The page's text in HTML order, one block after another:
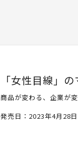
「女性目線」
商品が変わる、企業が変
発売日：2023年4月28日